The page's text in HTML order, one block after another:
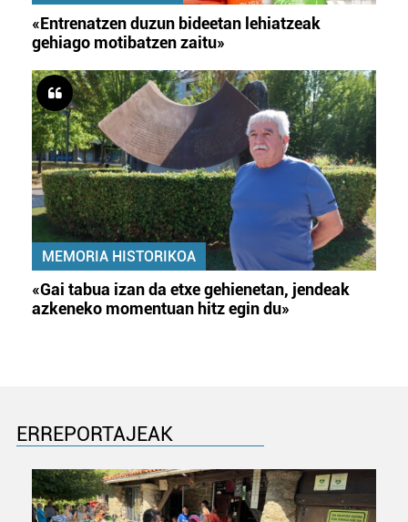
«Entrenatzen duzun bideetan lehiatzeak
gehiago motibatzen zaitu»
MEMORIA HISTORIKOA
«Gai tabua izan da etxe gehienetan, jendeak
azkeneko momentuan hitz egin du»
ERREPORTAJEAK